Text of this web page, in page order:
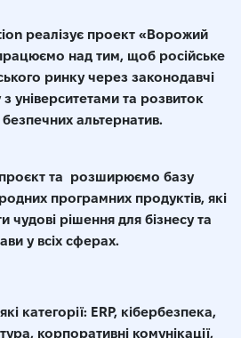
реалізує проект «Ворожий
над тим, щоб російське
ринку через законодавчі
з університетами та розвиток
альтернатив.
та розширюємо базу
програмних продуктів, які
чудові рішення для бізнесу та
у всіх сферах.
категорії: ERP, кібербезпека,
корпоративні комунікації,